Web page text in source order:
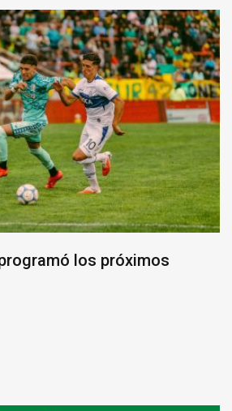
los próximos